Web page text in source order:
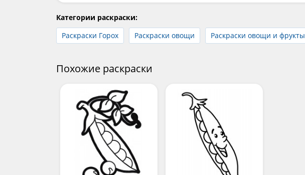
Категории раскраски:
Раскраски Горох
Раскраски овощи Раскраски овощи и фрукты
Похожие раскраски